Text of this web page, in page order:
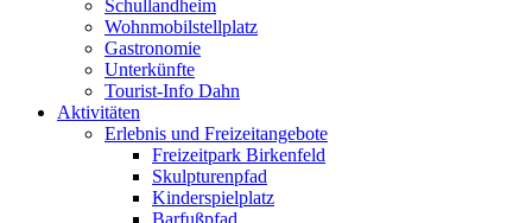
Schullandheim
Wohnmobilstellplatz
Gastronomie
Unterkünfte
Tourist-Info Dahn
Aktivitäten
Erlebnis und Freizeitangebote
Freizeitpark Birkenfeld
Skulpturenpfad
Kinderspielplatz
Barfußpfad